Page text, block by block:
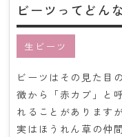
生ビーツ
ビーツはその見た目
徴から「赤カブ」と
れることがありますが
実はほうれん草の仲